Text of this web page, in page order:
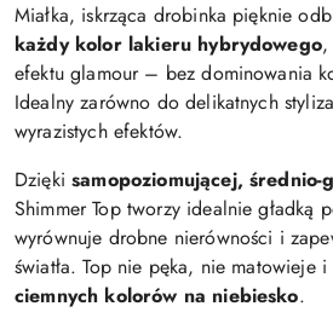
Miałka, iskrząca drobinka pięknie
każdy kolor lakieru hybrydowego,
efektu glamour – bez dominowania
Idealny zarówno do delikatnych
wyrazistych efektów.
Dziękisamopoziomującej, średnio-
Shimmer Top tworzy idealnie gładką
wyrównuje drobne nierówności i
światła. Top nie pęka, nie matowieje i
ciemnych kolorów na niebiesko.